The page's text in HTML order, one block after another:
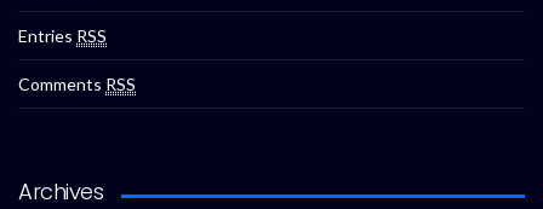
Entries RSS
Comments RSS
Archives